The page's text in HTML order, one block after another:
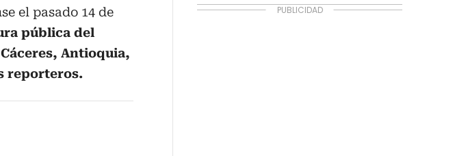
el pasado 14 de
pública del
Antioquia,
reporteros.